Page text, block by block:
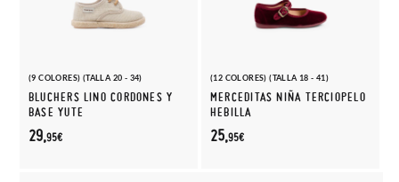
(9 COLORES) (TALLA 20 - 34)
BLUCHERS LINO CORDONES Y
BASE YUTE
29,95€
(12 COLORES) (TALLA 18 - 41)
MERCEDITAS NIÑA TERCIOPELO
HEBILLA
25,95€